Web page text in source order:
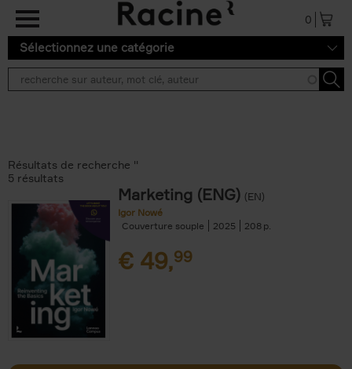
Aller au contenu principal
0
Sélectionnez une catégorie
Résultats de recherche ''
5 résultats
Marketing (ENG) (EN)
Igor Nowé
Couverture souple
2025 208
€ 49,99